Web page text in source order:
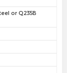
or Q235B